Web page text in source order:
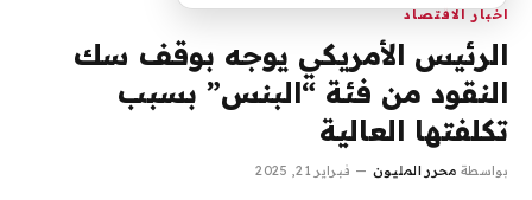
اخبار الاقتصاد
الرئيس الأمريكي يوجه بوقف سك
النقود من فئة “البنس” بسبب
تكلفتها العالية
بواسطة محرر المليون فبراير 21, 2025